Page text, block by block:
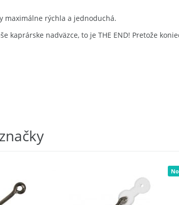
maximálne rýchla a jednoduchá.
kaprárske nadväzce, to je THE END! Pretože